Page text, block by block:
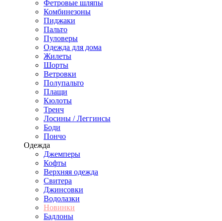
Фетровые шляпы
Комбинезоны
Пиджаки
Пальто
Пуловеры
Одежда для дома
Жилеты
Шорты
Ветровки
Полупальто
Плащи
Кюлоты
Тренч
Лосины / Леггинсы
Боди
Пончо
Одежда
Джемперы
Кофты
Верхняя одежда
Свитера
Джинсовки
Водолазки
Новинки
Бадлоны